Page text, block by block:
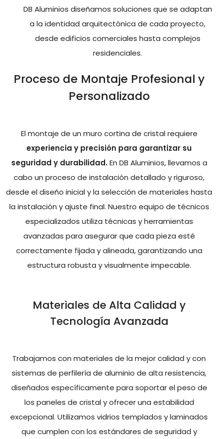
DB Aluminios diseñamos soluciones que se adaptan
a la identidad arquitectónica de cada proyecto,
desde edificios comerciales hasta complejos
residenciales.
Proceso de Montaje Profesional y
Personalizado
El montaje de un muro cortina de cristal requiere
experiencia y precisión para garantizar su
seguridad y durabilidad.En DB Aluminios, llevamos a
cabo un proceso de instalación detallado y riguroso,
desde el diseño inicial y la selección de materiales hasta
la instalación y ajuste final. Nuestro equipo de técnicos
especializados utiliza técnicas y herramientas
avanzadas para asegurar que cada pieza esté
correctamente fijada y alineada, garantizando una
estructura robusta y visualmente impecable.
Materiales de Alta Calidad y
Tecnología Avanzada
Trabajamos con materiales de la mejor calidad y con
sistemas de perfilería de aluminio de alta resistencia,
diseñados específicamente para soportar el peso de
los paneles de cristal y ofrecer una estabilidad
excepcional. Utilizamos vidrios templados y laminados
que cumplen con los estándares de seguridad y